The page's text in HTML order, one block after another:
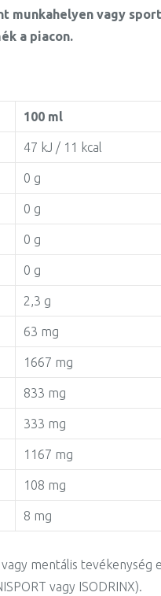
munkahelyen vagy
a piacon.
100 ml
47 kJ / 11 kcal
0 g
0 g
0 g
0 g
2,3 g
63 mg
1667 mg
833 mg
333 mg
1167 mg
108 mg
8 mg
vagy mentális
vagy ISODRINX).